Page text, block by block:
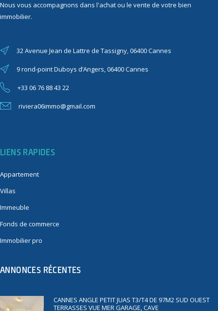
Nous vous accompagnons dans l'achat ou le vente de votre bien
immobilier.
32 Avenue Jean de Lattre de Tassigny, 06400 Cannes
9 rond-point Duboys d’Angers, 06400 Cannes
+33 06 76 88 43 22
riviera06immo@gmail.com
LIENS RAPIDES
Appartement
Villas
Immeuble
Fonds de commerce
Immobilier pro
ANNONCES RÉCENTES
CANNES ANGLE PETIT JUAS T3/T4 DE 97M2 SUD OUEST
TERRASSES VUE MER GARAGE, CAVE